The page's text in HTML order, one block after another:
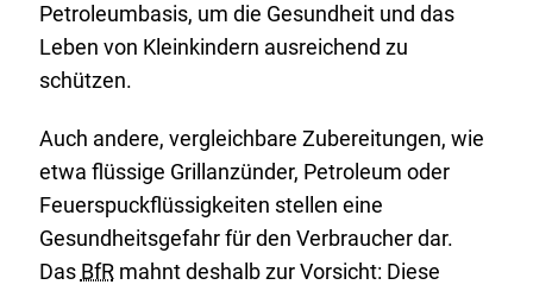
Petroleumbasis, um die Gesundheit und das
Leben von Kleinkindern ausreichend zu
schützen.
Auch andere, vergleichbare Zubereitungen, wie
etwa flüssige Grillanzünder, Petroleum oder
Feuerspuckflüssigkeiten stellen eine
Gesundheitsgefahr für den Verbraucher dar.
Das BfRmahnt deshalb zur Vorsicht: Diese